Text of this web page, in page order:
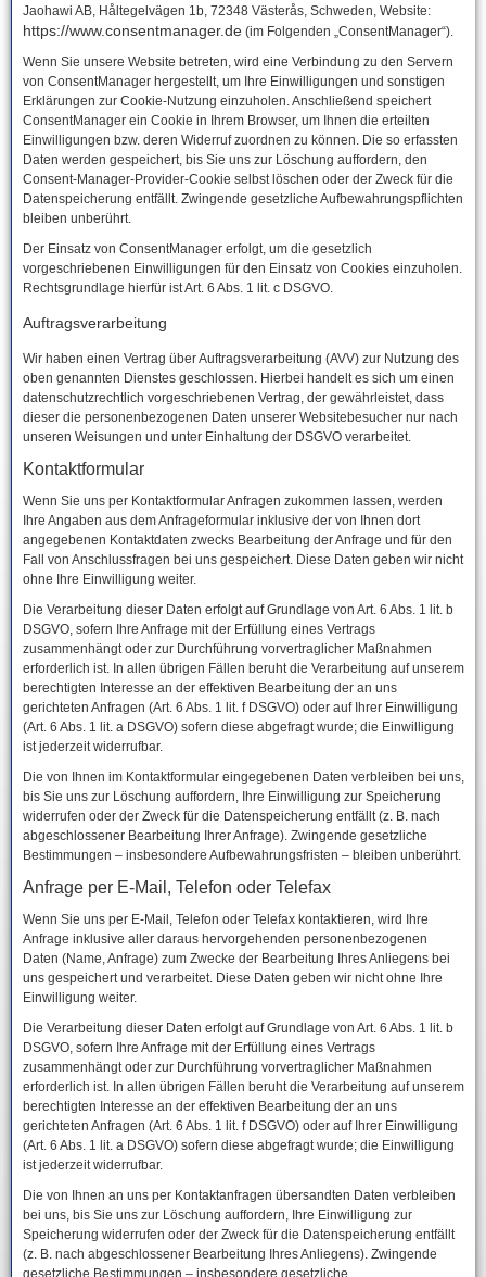
Jaohawi AB, Håltegelvägen 1b, 72348 Västerås, Schweden, Website:
https://www.consentmanager.de (im Folgenden „ConsentManager“).
Wenn Sie unsere Website betreten, wird eine Verbindung zu den Servern
von ConsentManager hergestellt, um Ihre Einwilligungen und sonstigen
Erklärungen zur Cookie-Nutzung einzuholen. Anschließend speichert
ConsentManager ein Cookie in Ihrem Browser, um Ihnen die erteilten
Einwilligungen bzw. deren Widerruf zuordnen zu können. Die so erfassten
Daten werden gespeichert, bis Sie uns zur Löschung auffordern, den
Consent-Manager-Provider-Cookie selbst löschen oder der Zweck für die
Datenspeicherung entfällt. Zwingende gesetzliche Aufbewahrungspflichten
bleiben unberührt.
Der Einsatz von ConsentManager erfolgt, um die gesetzlich
vorgeschriebenen Einwilligungen für den Einsatz von Cookies einzuholen.
Rechtsgrundlage hierfür ist Art. 6 Abs. 1 lit. c DSGVO.
Auftragsverarbeitung
Wir haben einen Vertrag über Auftragsverarbeitung (AVV) zur Nutzung des
oben genannten Dienstes geschlossen. Hierbei handelt es sich um einen
datenschutzrechtlich vorgeschriebenen Vertrag, der gewährleistet, dass
dieser die personenbezogenen Daten unserer Websitebesucher nur nach
unseren Weisungen und unter Einhaltung der DSGVO verarbeitet.
Kontaktformular
Wenn Sie uns per Kontaktformular Anfragen zukommen lassen, werden
Ihre Angaben aus dem Anfrageformular inklusive der von Ihnen dort
angegebenen Kontaktdaten zwecks Bearbeitung der Anfrage und für den
Fall von Anschlussfragen bei uns gespeichert. Diese Daten geben wir nicht
ohne Ihre Einwilligung weiter.
Die Verarbeitung dieser Daten erfolgt auf Grundlage von Art. 6 Abs. 1 lit. b
DSGVO, sofern Ihre Anfrage mit der Erfüllung eines Vertrags
zusammenhängt oder zur Durchführung vorvertraglicher Maßnahmen
erforderlich ist. In allen übrigen Fällen beruht die Verarbeitung auf unserem
berechtigten Interesse an der effektiven Bearbeitung der an uns
gerichteten Anfragen (Art. 6 Abs. 1 lit. f DSGVO) oder auf Ihrer Einwilligung
(Art. 6 Abs. 1 lit. a DSGVO) sofern diese abgefragt wurde; die Einwilligung
ist jederzeit widerrufbar.
Die von Ihnen im Kontaktformular eingegebenen Daten verbleiben bei uns,
bis Sie uns zur Löschung auffordern, Ihre Einwilligung zur Speicherung
widerrufen oder der Zweck für die Datenspeicherung entfällt (z. B. nach
abgeschlossener Bearbeitung Ihrer Anfrage). Zwingende gesetzliche
Bestimmungen – insbesondere Aufbewahrungsfristen – bleiben unberührt.
Anfrage per E-Mail, Telefon oder Telefax
Wenn Sie uns per E-Mail, Telefon oder Telefax kontaktieren, wird Ihre
Anfrage inklusive aller daraus hervorgehenden personenbezogenen
Daten (Name, Anfrage) zum Zwecke der Bearbeitung Ihres Anliegens bei
uns gespeichert und verarbeitet. Diese Daten geben wir nicht ohne Ihre
Einwilligung weiter.
Die Verarbeitung dieser Daten erfolgt auf Grundlage von Art. 6 Abs. 1 lit. b
DSGVO, sofern Ihre Anfrage mit der Erfüllung eines Vertrags
zusammenhängt oder zur Durchführung vorvertraglicher Maßnahmen
erforderlich ist. In allen übrigen Fällen beruht die Verarbeitung auf unserem
berechtigten Interesse an der effektiven Bearbeitung der an uns
gerichteten Anfragen (Art. 6 Abs. 1 lit. f DSGVO) oder auf Ihrer Einwilligung
(Art. 6 Abs. 1 lit. a DSGVO) sofern diese abgefragt wurde; die Einwilligung
ist jederzeit widerrufbar.
Die von Ihnen an uns per Kontaktanfragen übersandten Daten verbleiben
bei uns, bis Sie uns zur Löschung auffordern, Ihre Einwilligung zur
Speicherung widerrufen oder der Zweck für die Datenspeicherung entfällt
(z. B. nach abgeschlossener Bearbeitung Ihres Anliegens). Zwingende
gesetzliche Bestimmungen – insbesondere gesetzliche